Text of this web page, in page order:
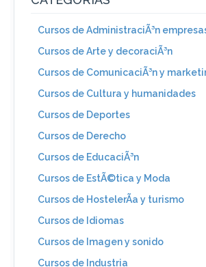
Cursos de AdministraciÃ³n
Cursos de Arte y decoraciÃ³n
Cursos de ComunicaciÃ³n y
Cursos de Cultura y humanidades
Cursos de Deportes
Cursos de Derecho
Cursos de EducaciÃ³n
Cursos de EstÃ©tica y Moda
Cursos de HostelerÃ­a y turismo
Cursos de Idiomas
Cursos de Imagen y sonido
Cursos de Industria